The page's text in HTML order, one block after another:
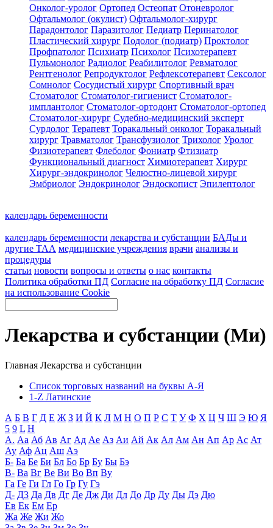
Онколог-уролог Ортопед Остеопат Отоневролог
Офтальмолог (окулист) Офтальмолог-хирург
Парадонтолог Паразитолог Педиатр Перинатолог
Пластический хирург Подолог (подиатр) Проктолог
Профпатолог Психиатр Психолог Психотерапевт
Пульмонолог Радиолог Реабилитолог Ревматолог
Рентгенолог Репродуктолог Рефлексотерапевт Сексолог
Сомнолог Сосудистый хирург Спортивный врач
Стоматолог Стоматолог-гигиенист Стоматолог-
имплантолог Стоматолог-ортодонт Стоматолог-ортопед
Стоматолог-хирург Судебно-медицинский эксперт
Сурдолог Терапевт Торакальный онколог Торакальный
хирург Травматолог Трансфузиолог Трихолог Уролог
Физиотерапевт Флеболог Фониатр Фтизиатр
Функциональный диагност Химиотерапевт Хирург
Хирург-эндокринолог Челюстно-лицевой хирург
Эмбриолог Эндокринолог Эндоскопист Эпилептолог
календарь беременности
календарь беременности лекарства и субстанции БАДы и
другие ТАА медицинские учреждения врачи анализы и
процедуры
статьи новости вопросы и ответы о нас контакты
Политика обработки ПД Согласие на обработку ПД Согласие
на использование Cookie
Лекарства и субстанции (Ми)
Главная Лекарства и субстанции
Список торговых названий на буквы А-Я
1-Z Латинские
А Б В Г Д Е Ж З И Й К Л М Н О П Р С Т У Ф Х Ц Ч Ш Э Ю Я
5 9 L H
А. Аа Аб Ав Аг Ад Ае Аз Аи Ай Ак Ал Ам Ан Ап Ар Ас Ат
Ау Аф Ац Аш Аэ
Б- Ба Бе Би Бл Бо Бр Бу Бы Бэ
В- Ва Вг Ве Ви Во Вп Ву
Га Ге Ги Гл Го Гр Гу Гэ
Д- Д3 Да Дв Дг Де Дж Ди Дл До Др Ду Ды Дэ Дю
Ев Ек Ем Ер
Жа Же Жи Жо